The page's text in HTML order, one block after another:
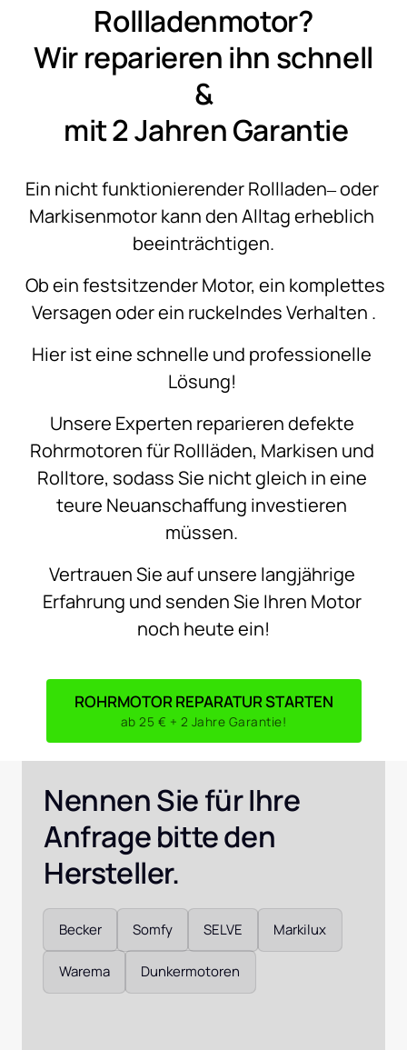
Rollladenmotor?
Wir reparieren ihn
&
mit 2 Jahren Garantie
Ein nicht funktionierender Rollladen‒
oder
Markisenmotor kann den Alltag
beeinträchtigen.
Ob ein festsitzender Motor, ein
Versagen oder ein ruckelndes Verhalten .
Hier ist eine schnelle und
Lösung!
Unsere Experten reparieren
Rohrmotoren für Rollläden, Markisen
Rolltore, sodass Sie nicht gleich in
teure Neuanschaffung
müssen.
Vertrauen Sie auf unsere
Erfahrung und senden Sie Ihren
Motor
noch heute ein!
ROHRMOTOR REPARATUR STARTEN
ab 25 € + 2 Jahre Garantie!
Nennen Sie für Ihre
Anfrage bitte den
Hersteller.
Auswählen
Becker Somfy SELVE Markilux
Warema Dunkermotoren